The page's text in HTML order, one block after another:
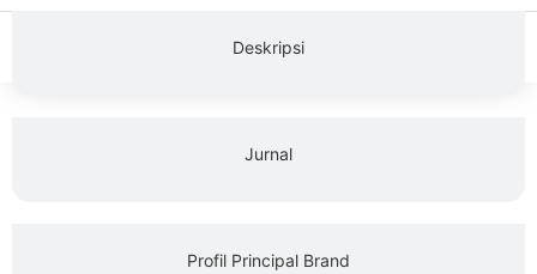
Deskripsi
Jurnal
Profil Principal Brand